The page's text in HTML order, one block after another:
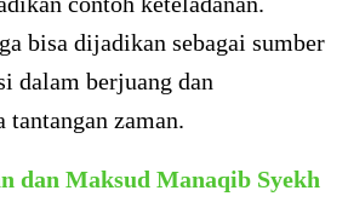
bisa dijadikan sebagai sumber
dalam berjuang dan
tantangan zaman.
dan Maksud Manaqib Syekh